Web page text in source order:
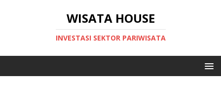
WISATA HOUSE
INVESTASI SEKTOR PARIWISATA